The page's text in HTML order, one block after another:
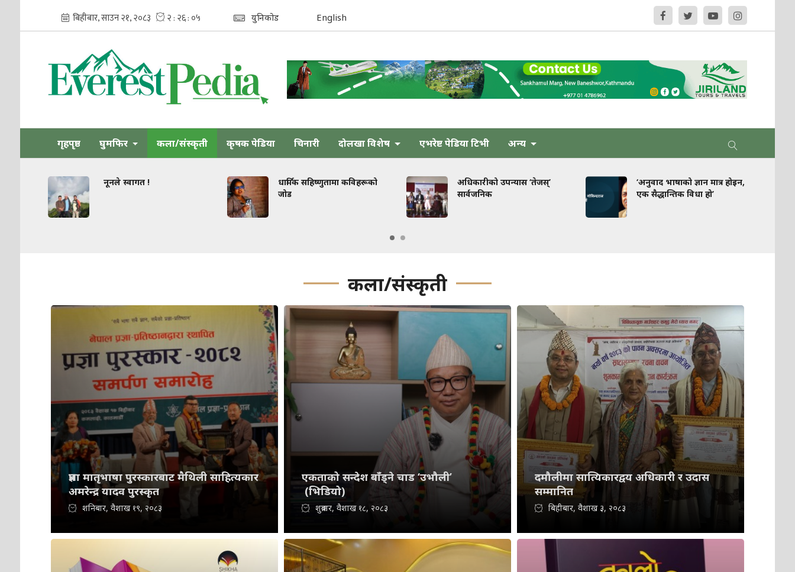
युनिकोड English
गृहपृष्ठ घुमफिर कला/संस्कृती कृषक पेडिया चिनारी दोलखा विशेष एभरेष्ट पेडिया टिभी अन्य
नूनले स्वागत !
धार्मिक सहिष्णुतामा कविहरूको
जोड
अधिकारीको उपन्यास ‘तेजस्’
सार्वजनिक
‘अनुवाद भाषाको ज्ञान मात्र होइन,
एक सैद्धान्तिक विधा हो’
कला/संस्कृती
प्रज्ञा मातृभाषा पुरस्कारबाट मैथिली साहित्यकार
अमरेन्द्र यादव पुरस्कृत
शनिबार, वैशाख १९, २०८३
एकताको सन्देश बाँड्ने चाड ‘उभौली’
(भिडियो)
शुक्रबार, वैशाख १८, २०८३
दमौलीमा सात्यिकारद्वय अधिकारी र उदास
सम्मानित
बिहीबार, वैशाख ३, २०८३